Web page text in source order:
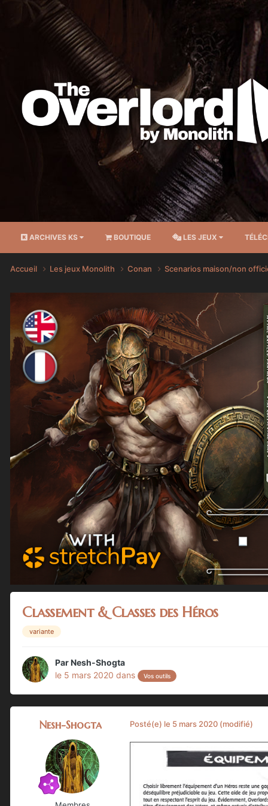
ARCHIVES KS BOUTIQUE LES JEUX
Accueil Les jeux Monolith Conan Scenarios maison/non
Classement & Classes des Héros
variante
ParNesh-Shogta
le 5 mars 2020 dans Vos outils
Nesh-Shogta Posté(e) le 5 mars 2020 (modifié)